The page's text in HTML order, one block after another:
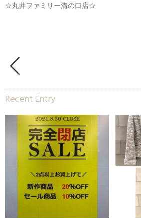
☆丸井ファミリー溝の口店☆
Recent Entry